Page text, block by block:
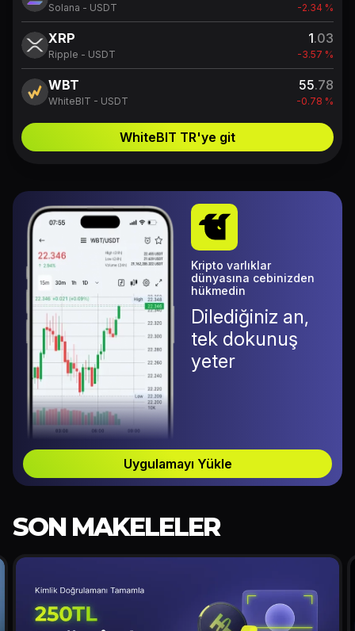
Solana - USDT -2.34 %
XRP
Ripple - USDT
1.03
-3.57 %
WBT
WhiteBIT - USDT
55.78
-0.78 %
WhiteBIT TR'ye git
Kripto varlıklar
dünyasına cebinizden
hükmedin
Dilediğiniz an,
tek dokunuş
yeter
Uygulamayı Yükle
SON MAKELELER